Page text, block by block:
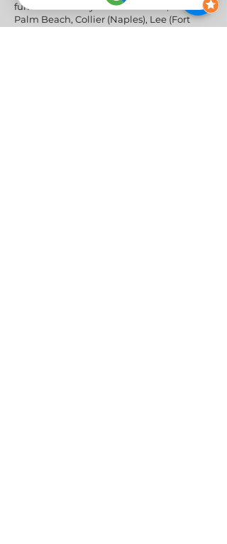
furniture delivery to Miami-Dade, Broward,
Palm Beach, Collier (Naples), Lee (Fort